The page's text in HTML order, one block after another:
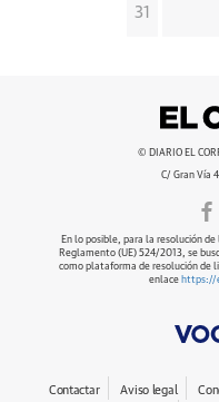
31
© DIARIO EL
C/ Gran Vía
En lo posible, para la resolución
Reglamento (UE) 524/2013, se
como plataforma de resolución de
enlace https://
Contactar Aviso legal